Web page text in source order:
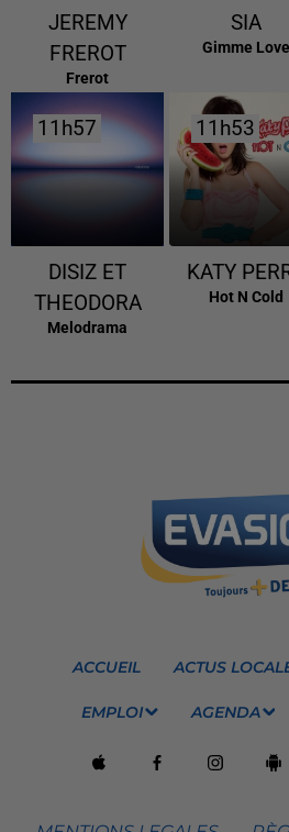
JEREMY
FREROT
Frerot
SIA
Gimme Love
11h57
11h57
DISIZ ET
THEODORA
Melodrama
11h53
11h53
KATY
Hot N Cold
ACCUEIL ACTUS
EMPLOI AGENDA